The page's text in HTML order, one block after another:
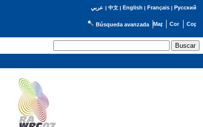
عربي | 中文| English | Français| Русский
Búsqueda avanzada